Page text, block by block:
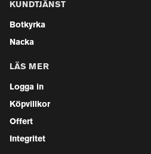
KUNDTJÄNST
Botkyrka
Nacka
LÄS MER
Logga in
Köpvillkor
Offert
Integritet